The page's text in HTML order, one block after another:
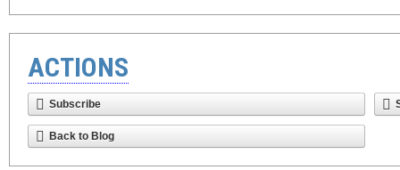
ACTIONS
Subscribe
Back to Blog